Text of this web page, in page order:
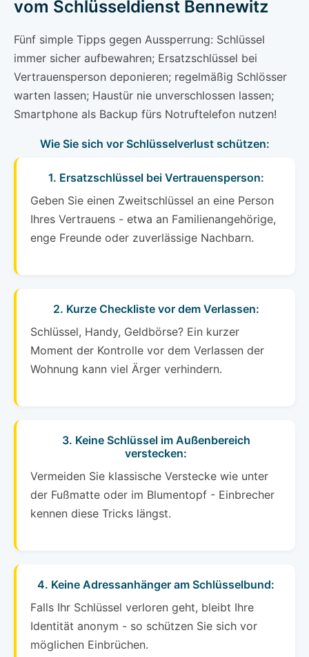
vom Schlüsseldienst Bennewitz
Fünf simple Tipps gegen Aussperrung: Schlüssel
immer sicher aufbewahren; Ersatzschlüssel bei
Vertrauensperson deponieren; regelmäßig Schlösser
warten lassen; Haustür nie unverschlossen lassen;
Smartphone als Backup fürs Notruftelefon nutzen!
Wie Sie sich vor Schlüsselverlust schützen:
1. Ersatzschlüssel bei Vertrauensperson:
Geben Sie einen Zweitschlüssel an eine Person
Ihres Vertrauens - etwa an Familienangehörige,
enge Freunde oder zuverlässige Nachbarn.
2. Kurze Checkliste vor dem Verlassen:
Schlüssel, Handy, Geldbörse? Ein kurzer
Moment der Kontrolle vor dem Verlassen der
Wohnung kann viel Ärger verhindern.
3. Keine Schlüssel im Außenbereich
verstecken:
Vermeiden Sie klassische Verstecke wie unter
der Fußmatte oder im Blumentopf - Einbrecher
kennen diese Tricks längst.
4. Keine Adressanhänger am Schlüsselbund:
Falls Ihr Schlüssel verloren geht, bleibt Ihre
Identität anonym - so schützen Sie sich vor
möglichen Einbrüchen.